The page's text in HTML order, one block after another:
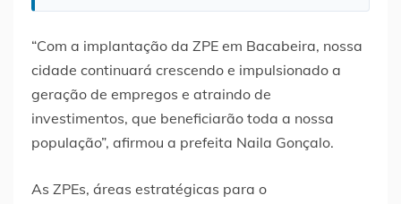
“Com a implantação da ZPE em Bacabeira, nossa
cidade continuará crescendo e impulsionado a
geração de empregos e atraindo de
investimentos, que beneficiarão toda a nossa
população”, afirmou a prefeita Naila Gonçalo.
As ZPEs, áreas estratégicas para o